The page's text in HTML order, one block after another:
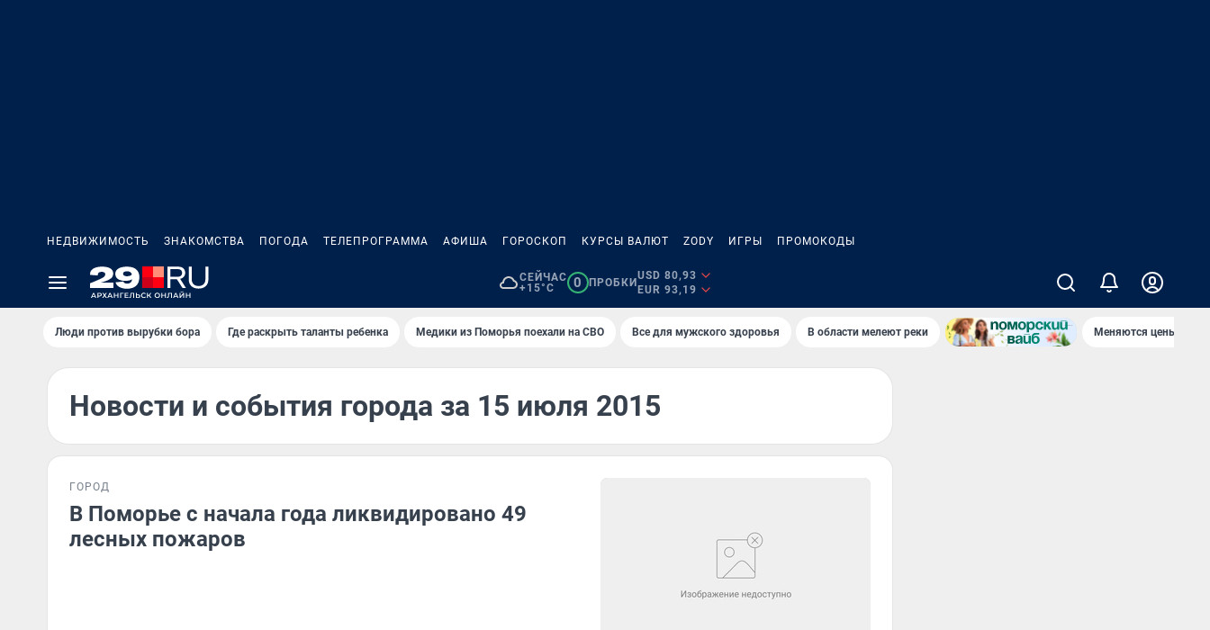
НЕДВИЖИМОСТЬ ЗНАКОМСТВА ПОГОДА ТЕЛЕПРОГРАММА АФИША ГОРОСКОП КУРСЫ ВАЛЮТ ZODY ИГРЫ ПРОМОКОДЫ
СЕЙЧАС
+15°C
0 ПРОБКИ
USD 80,93
EUR 93,19
Люди против вырубки бора Где раскрыть таланты ребенка Медики из Поморья поехали на СВО Все для мужского здоровья В области мелеют реки Меняются цены в
Новости и события города за 15 июля 2015
ГОРОД
В Поморье с начала года ликвидировано 49
лесных пожаров